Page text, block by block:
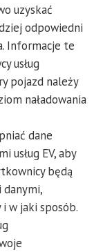
uzyskać
odpowiedni
Informacje te
usług
pojazd należy
naładowania
dane
usług EV, aby
będą
danymi,
w jaki sposób.